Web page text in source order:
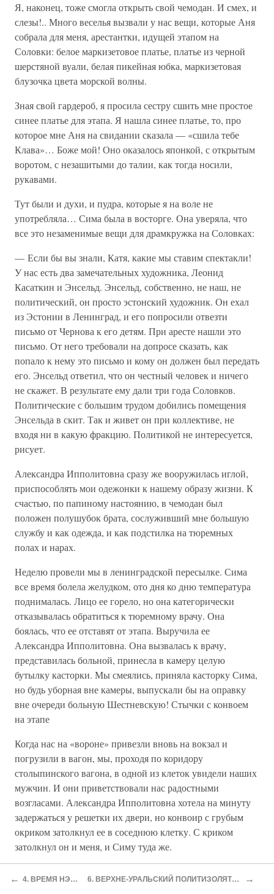
Я, наконец, тоже смогла открыть свой чемодан. И смех, и
слезы!.. Много веселья вызвали у нас вещи, которые Аня
собрала для меня, арестантки, идущей этапом на
Соловки: белое маркизетовое платье, платье из черной
шерстяной вуали, белая пикейная юбка, маркизетовая
блузочка цвета морской волны.
Зная свой гардероб, я просила сестру сшить мне простое
синее платье для этапа. Я нашла синее платье, то, про
которое мне Аня на свидании сказала — «сшила тебе
Клава»… Боже мой! Оно оказалось японкой, с открытым
воротом, с незашитыми до талии, как тогда носили,
рукавами.
Тут были и духи, и пудра, которые я на воле не
употребляла… Сима была в восторге. Она уверяла, что
все это незаменимые вещи для драмкружка на Соловках:
— Если бы вы знали, Катя, какие мы ставим спектакли!
У нас есть два замечательных художника, Леонид
Касаткин и Энсельд. Энсельд, собственно, не наш, не
политический, он просто эстонский художник. Он ехал
из Эстонии в Ленинград, и его попросили отвезти
письмо от Чернова к его детям. При аресте нашли это
письмо. От него требовали на допросе сказать, как
попало к нему это письмо и кому он должен был передать
его. Энсельд ответил, что он честный человек и ничего
не скажет. В результате ему дали три года Соловков.
Политические с большим трудом добились помещения
Энсельда в скит. Так и живет он при коллективе, не
входя ни в какую фракцию. Политикой не интересуется,
рисует.
Александра Ипполитовна сразу же вооружилась иглой,
приспособлять мои одежонки к нашему образу жизни. К
счастью, по папиному настоянию, в чемодан был
положен полушубок брата, сослуживший мне большую
службу и как одежда, и как подстилка на тюремных
полах и нарах.
Неделю провели мы в ленинградской пересылке. Сима
все время болела желудком, ото дня ко дню температура
поднималась. Лицо ее горело, но она категорически
отказывалась обратиться к тюремному врачу. Она
боялась, что ее отставят от этапа. Выручила ее
Александра Ипполитовна. Она вызвалась к врачу,
представилась больной, принесла в камеру целую
бутылку касторки. Мы смеялись, приняла касторку Сима,
но будь уборная вне камеры, выпускали бы на оправку
вне очереди больную Шестневскую! Стычки с конвоем
на этапе
Когда нас на «вороне» привезли вновь на вокзал и
погрузили в вагон, мы, проходя по коридору
столыпинского вагона, в одной из клеток увидели наших
мужчин. И они приветствовали нас радостными
возгласами. Александра Ипполитовна хотела на минуту
задержаться у решетки их двери, но конвоир с грубым
окриком затолкнул ее в соседнюю клетку. С криком
затолкнул он и меня, и Симу туда же.
← 4. ВРЕМЯ НЭПА 6. ВЕРХНЕ-УРАЛЬСКИЙ ПОЛИТИЗОЛЯТОР →